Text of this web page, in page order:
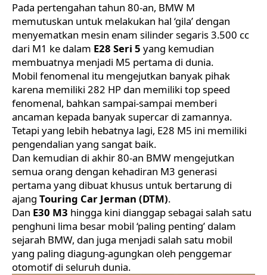
Pada pertengahan tahun 80-an, BMW M
memutuskan untuk melakukan hal ‘gila’ dengan
menyematkan mesin enam silinder segaris 3.500 cc
dari M1 ke dalam E28 Seri 5 yang kemudian
membuatnya menjadi M5 pertama di dunia.
Mobil fenomenal itu mengejutkan banyak pihak
karena memiliki 282 HP dan memiliki top speed
fenomenal, bahkan sampai-sampai memberi
ancaman kepada banyak supercar di zamannya.
Tetapi yang lebih hebatnya lagi, E28 M5 ini memiliki
pengendalian yang sangat baik.
Dan kemudian di akhir 80-an BMW mengejutkan
semua orang dengan kehadiran M3 generasi
pertama yang dibuat khusus untuk bertarung di
ajang Touring Car Jerman (DTM).
Dan E30 M3 hingga kini dianggap sebagai salah satu
penghuni lima besar mobil ‘paling penting’ dalam
sejarah BMW, dan juga menjadi salah satu mobil
yang paling diagung-agungkan oleh penggemar
otomotif di seluruh dunia.